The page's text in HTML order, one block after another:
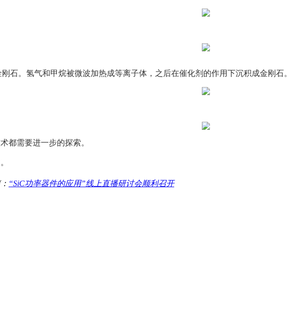
石。氢气和甲烷被微波加热成等离子体，之后在催化剂的作用下沉积成金刚石。
都需要进一步的探索。
“SiC功率器件的应用”线上直播研讨会顺利召开